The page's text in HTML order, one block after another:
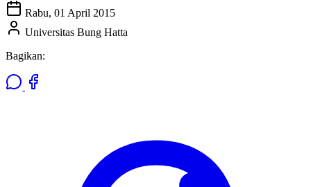
Rabu, 01 April 2015
Universitas Bung Hatta
Bagikan: